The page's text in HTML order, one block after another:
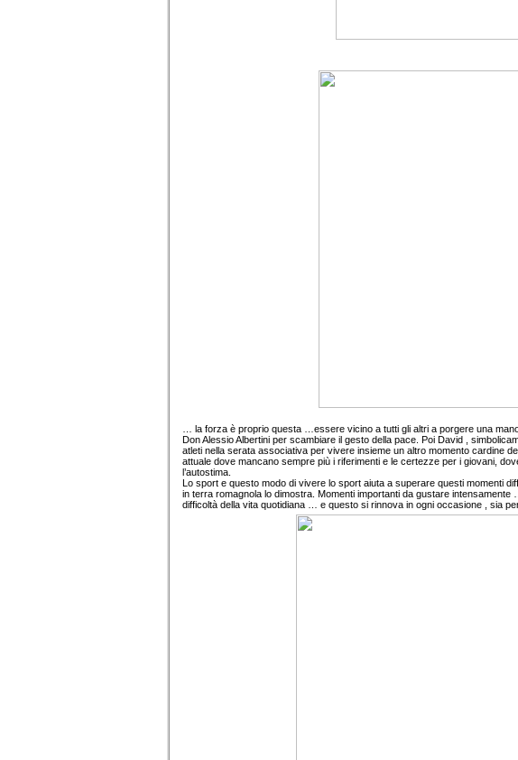
… la forza è proprio questa …essere vicino a tutti gli altri a porgere una
Don Alessio Albertini per scambiare il gesto della pace. Poi David ,
atleti nella serata associativa per vivere insieme un altro momento cardine
attuale dove mancano sempre più i riferimenti e le certezze per i giovani,
l’autostima.
Lo sport e questo modo di vivere lo sport aiuta a superare questi momenti
in terra romagnola lo dimostra. Momenti importanti da gustare
difficoltà della vita quotidiana … e questo si rinnova in ogni occasione , sia